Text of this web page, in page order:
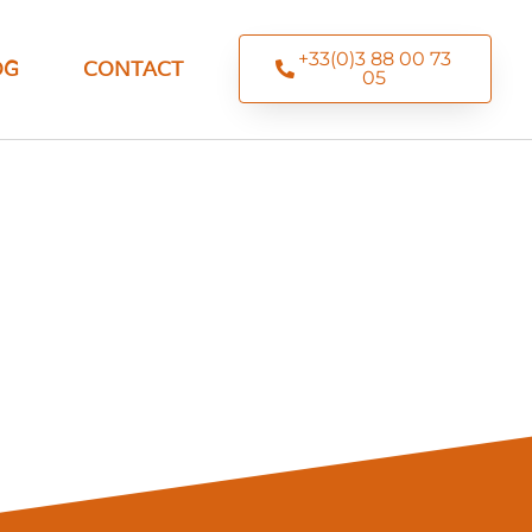
CONTACT
+33(0)3 88 00 73
05